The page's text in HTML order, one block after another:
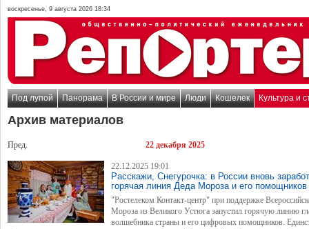
воскресенье, 9 августа 2026 18:34
Под лупой Панорама В России и мире Люди Кошелек Культура и
Архив материалов
Пред. 22 декабря 2025
22.12.2025 19:01
Расскажи, Снегурочка: в России вновь
горячая линия Деда Мороза и его помощников
"Ростелеком Контакт-центр" при поддержке
Мороза из Великого Устюга запустил горячую линию
волшебника страны и его цифровых помощников.